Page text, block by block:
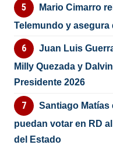
Mario Cimarro
Telemundo y asegura
Juan Luis
Milly Quezada y
Presidente 2026
Santiago
puedan votar en RD
del Estado